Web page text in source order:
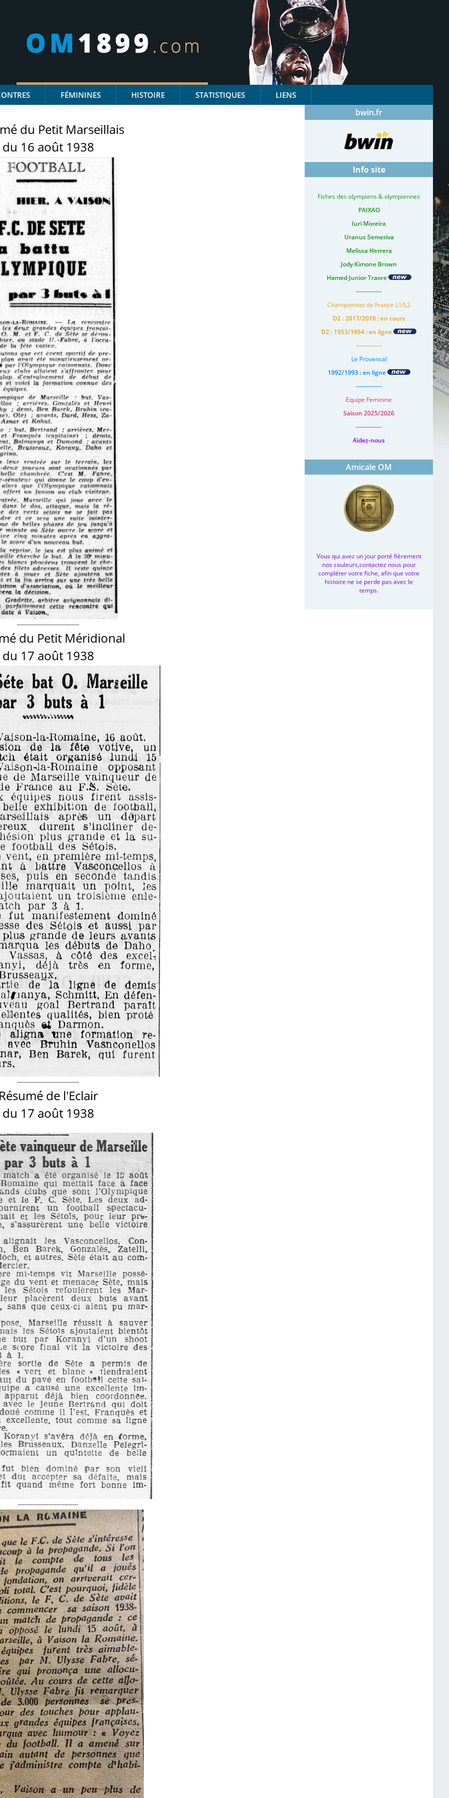
FÉMININES HISTOIRE STATISTIQUES LIENS
du Petit Marseillais
du 16 août 1938
-------------------------------
du Petit Méridional
du 17 août 1938
-------------------------------
de l'Eclair
du 17 août 1938
------------------------------
bwin.fr
Info site
Fiches des olympiens & olympiennes
PAIXAO
Iuri Moreira
Uranus Semeriva
Melissa Herrera
Jody Kimone Brown
Hamed Junior Traore
-------------
Championnat de France L1/L2
D2 : 2017/2018 : en cours
D2 : 1953/1954 : en ligne
-------------
Le Provencal
1992/1993 : en ligne
-------------
Equipe Feminine
Saison 2025/2026
-------------
Aidez-nous
Amicale OM
Vous qui avez un jour porté fièrement
nos couleurs,contactez nous pour
compléter votre fiche, afin que votre
histoire ne se perde pas avec le
temps.